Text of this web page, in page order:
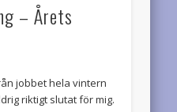
– Årets
jobbet hela vintern
riktigt slutat för mig.